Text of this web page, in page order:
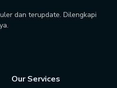
dan terupdate. Dilengkapi
Our Services